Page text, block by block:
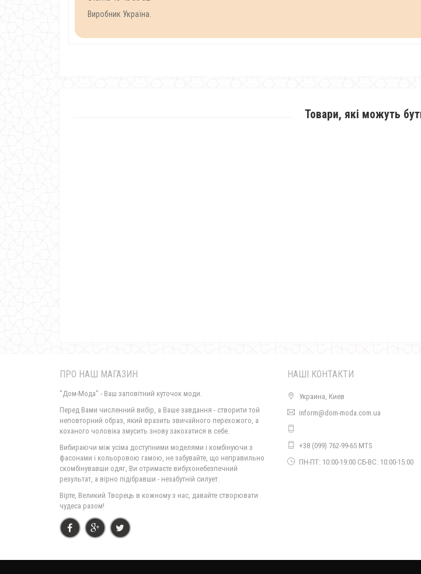
Виробник Україна.
Товари, які можуть
600.00грн.
ПРО НАШ МАГАЗИН
"Дом-Мода" - Ваш заповітний куточок моди.
Перед Вами численний вибір, а Ваше завдання - створити той
неповторний образ, який вразить звичайного перехожого, а
коханого чоловіка змусить знову закохатися в себе.
Вибираючи між усіма доступними моделями і комбінуючи з
фасонами і кольоровою гамою, не забувайте, що неправильно
скомбінувавши одяг, Ви отримаєте вибухонебезпечний
результат, а вірно підібравши - незабутній силует.
Вірте, Великий Творець в кожному з нас, давайте створювати
чудеса разом!
НАШІ КОНТАКТИ
Украина, Киев
inform@dom-moda.com.ua
+38 (099) 762-99-65 MTS
ПН-ПТ: 10:00-19:00 СБ-ВС: 10:00-15:00